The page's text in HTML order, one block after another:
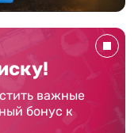
важные
бонус к